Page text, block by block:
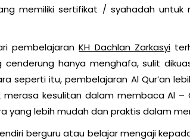
memiliki sertifikat / syahadah untuk
pembelajaranKH Dachlan Zarkasyi
cenderung hanya menghafa, sulit
seperti itu, pembelajaran Al Qur’an
kesulitan dalam membaca Al –
yang lebih mudah dan praktis dalam
berguru atau belajar mengaji